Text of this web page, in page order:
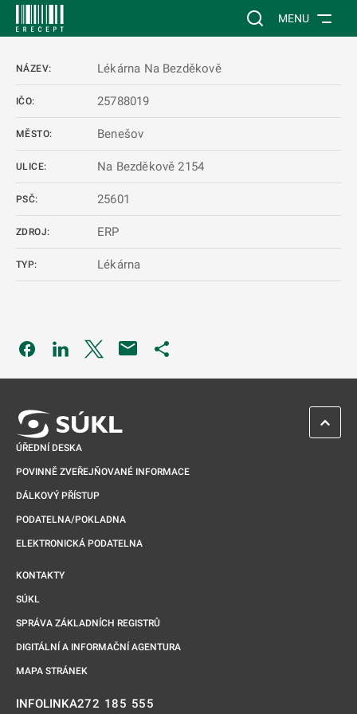
Vyhledávání na
MENU
NÁZEV: Lékárna Na Bezděkově
IČO: 25788019
MĚSTO: Benešov
ULICE: Na Bezděkově 2154
PSČ: 25601
ZDROJ: ERP
TYP: Lékárna
Odkaz se otevře na nové kartě
Odkaz se otevře na nové kartě
Odkaz se otevře na nové kartě
ÚŘEDNÍ DESKA
POVINNĚ ZVEŘEJŇOVANÉ INFORMACE
DÁLKOVÝ PŘÍSTUP
PODATELNA/POKLADNA
ELEKTRONICKÁ PODATELNA
KONTAKTY
SÚKL
SPRÁVA ZÁKLADNÍCH REGISTRŮ
DIGITÁLNÍ A INFORMAČNÍ AGENTURA
MAPA STRÁNEK
INFOLINKA272 185 555
ZPĚT